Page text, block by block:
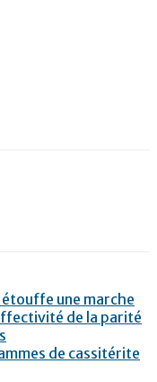
une marche
de la parité
de cassitérite